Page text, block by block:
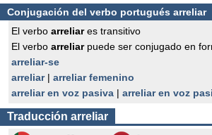
Conjugación del verbo portugués arreliar
El verbo arreliares transitivo
El verbo arreliarpuede ser conjugado en
arreliar-se
arreliar| arreliar femenino
arreliar en voz pasiva | arreliar en voz
Traducción arreliar